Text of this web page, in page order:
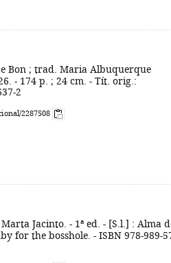
Bon ; trad. Maria Albuquerque
- 174 p. ; 24 cm. - Tít. orig.:
2
2287508
Jacinto. - 1ª ed. - [S.l.] : Alma
for the bosshole. - ISBN 978-989-